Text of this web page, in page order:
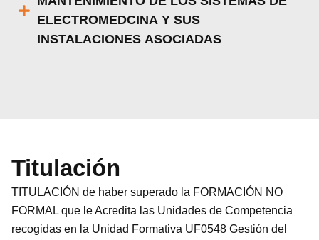
ELECTROMEDCINA Y SUS
INSTALACIONES ASOCIADAS
Titulación
TITULACIÓN de haber superado la FORMACIÓN NO
FORMAL que le Acredita las Unidades de Competencia
recogidas en la Unidad Formativa UF0548 Gestión del